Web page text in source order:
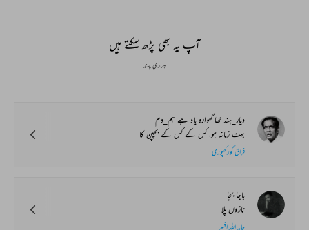
آپ یہ بھی پڑھ سکتے ہیں
ہماری پسند
دیار_ہند تھا گہوارہ یاد ہے ہم_دم
بہت زمانہ ہوا کس کے کس کے بچپن کا
فراق گورکھپوری
باجا بجا
نازوں پلا
حامد اللہ افسر